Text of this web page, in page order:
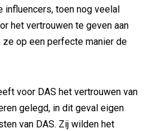
influencers, toen nog veelal
het vertrouwen te geven aan
op een perfecte manier de
voor DAS het vertrouwen van
gelegd, in dit geval eigen
van DAS. Zij wilden het